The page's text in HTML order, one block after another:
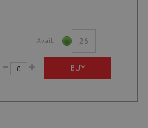
Avail.: 26
BUY